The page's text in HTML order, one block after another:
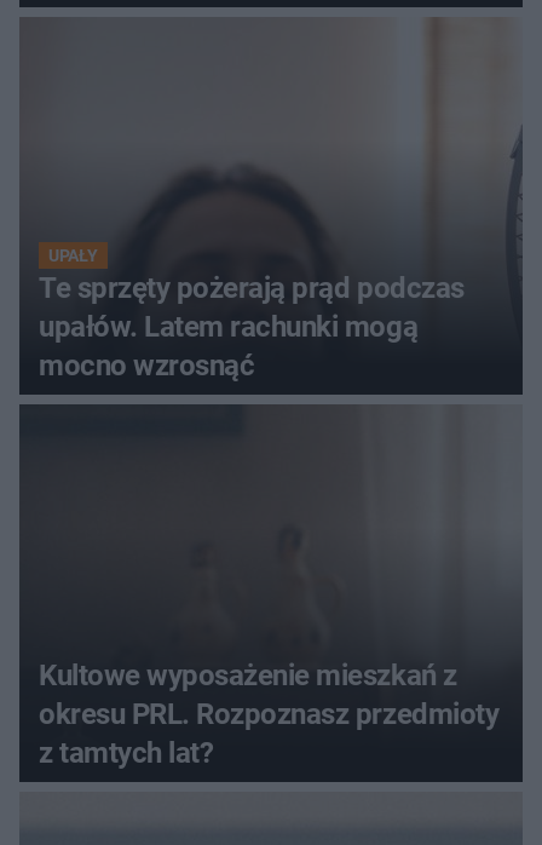
szczyt Gór Świętokrzyskich
UPAŁY
Te sprzęty pożerają prąd podczas
upałów. Latem rachunki mogą
mocno wzrosnąć
Kultowe wyposażenie mieszkań z
okresu PRL. Rozpoznasz przedmioty
z tamtych lat?